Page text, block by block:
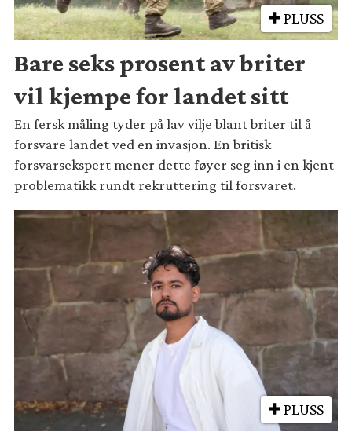
PLUSS
Bare seks prosent av briter
vil kjempe for landet sitt
En fersk måling tyder på lav vilje blant briter til å
forsvare landet ved en invasjon. En britisk
forsvarsekspert mener dette føyer seg inn i en kjent
problematikk rundt rekruttering til forsvaret.
PLUSS